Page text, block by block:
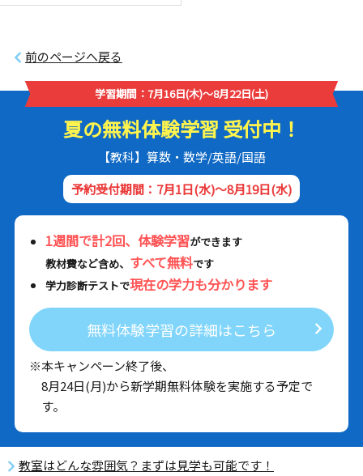
前のページへ戻る
学習期間：7月16日(木)～8月22日(土)
夏の無料体験学習 受付中！
【教科】算数・数学/英語/国語
予約受付期間：7月1日(水)～8月19日(水)
1週間で計2回、体験学習ができます
教材費など含め、 すべて無料です
学力診断テストで現在の学力も分かります
無料体験学習の詳細はこちら
※本キャンペーン終了後、
8月24日(月)から新学期無料体験を実施する予定で
す。
教室はどんな雰囲気？まずは見学も可能です！